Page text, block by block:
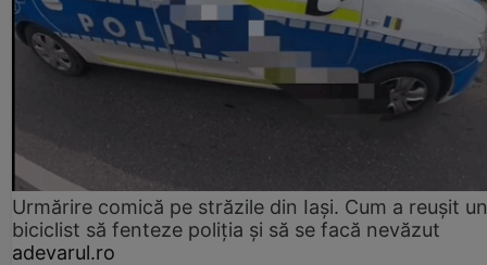
Urmărire comică pe străzile din Iași. Cum a reușit un
biciclist să fenteze poliția și să se facă nevăzut
adevarul.ro